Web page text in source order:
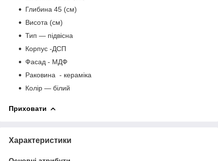
Глибина 45 (см)
Висота (см)
Тип — підвісна
Корпус -ДСП
Фасад - МДФ
Раковина - кераміка
Колір — білий
Приховати
Характеристики